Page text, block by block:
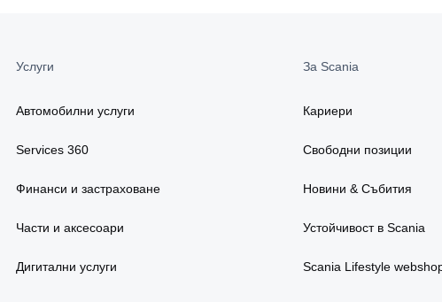
Услуги
Автомобилни услуги
Services 360
Финанси и застраховане
Части и аксесоари
Дигитални услуги
За Scania
Кариери
Свободни позиции
Новини & Събития
Устойчивост в Scania
Scania Lifestyle